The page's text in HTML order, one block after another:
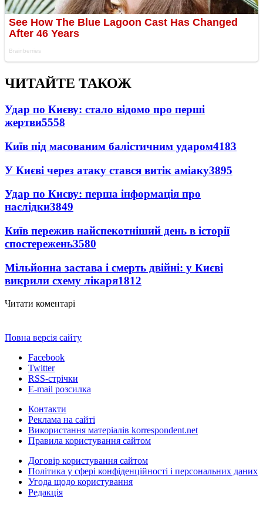
ЧИТАЙТЕ ТАКОЖ
Удар по Києву: стало відомо про перші
жертви5558
Київ під масованим балістичним ударом4183
У Києві через атаку стався витік аміаку3895
Удар по Києву: перша інформація про
наслідки3849
Київ пережив найспекотніший день в історії
спостережень3580
Мільйонна застава і смерть двійні: у Києві
викрили схему лікаря1812
Читати коментарі
Повна версія сайту
Facebook
Twitter
RSS-стрічки
E-mail розсилка
Контакти
Реклама на сайті
Використання матеріалів korrespondent.net
Правила користування сайтом
Договір користування сайтом
Політика у сфері конфіденційності і персональних даних
Угода щодо користування
Редакція